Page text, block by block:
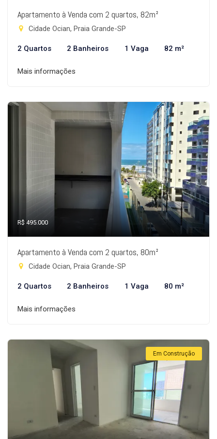
Apartamento à Venda com 2 quartos, 82m²
Cidade Ocian, Praia Grande-SP
2 Quartos 2 Banheiros 1 Vaga 82 m²
Mais informações
R$ 495.000
Apartamento à Venda com 2 quartos, 80m²
Cidade Ocian, Praia Grande-SP
2 Quartos 2 Banheiros 1 Vaga 80 m²
Mais informações
Em Construção